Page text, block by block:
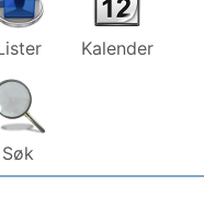
Kalender
Søk